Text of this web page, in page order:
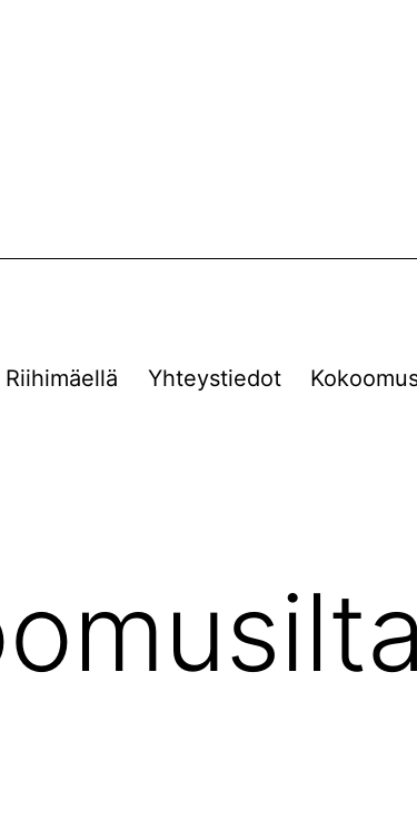
Yhteystiedot